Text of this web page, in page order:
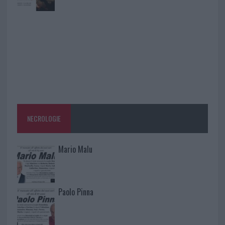
NECROLOGIE
Mario Malu
Paolo Pinna